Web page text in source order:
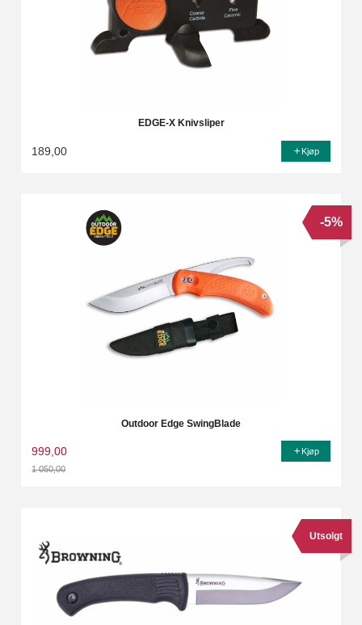
EDGE-X Knivsliper
189,00 Kjøp
Outdoor Edge SwingBlade
999,00
1 050,00
-5%
Kjøp
Utsolgt